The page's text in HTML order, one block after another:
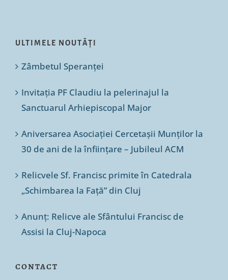
ULTIMELE NOUTĂȚI
Zâmbetul Speranței
Invitația PF Claudiu la pelerinajul la
Sanctuarul Arhiepiscopal Major
Aniversarea Asociației Cercetașii Munților la
30 de ani de la înființare – Jubileul ACM
Relicvele Sf. Francisc primite în Catedrala
„Schimbarea la Față” din Cluj
Anunț: Relicve ale Sfântului Francisc de
Assisi la Cluj-Napoca
CONTACT